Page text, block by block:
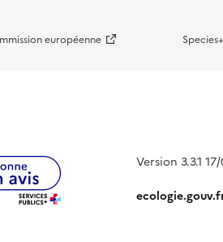
européenne Species+
Version 3.3.1